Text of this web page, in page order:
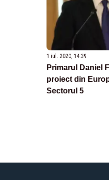
1 iul. 2020, 14:39
Primarul Daniel
proiect din
Sectorul 5